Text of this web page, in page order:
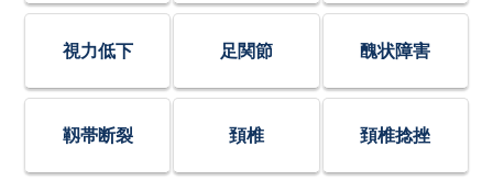
視力低下 足関節 醜状障害
靱帯断裂 頚椎 頚椎捻挫